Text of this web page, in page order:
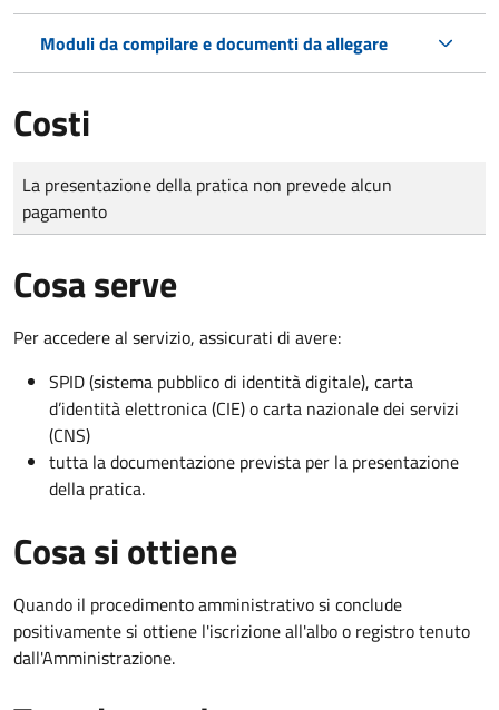
Moduli da compilare e documenti da allegare
Costi
Tipo di pagamento
Importo
La presentazione della pratica non prevede alcun
pagamento
Cosa serve
Per accedere al servizio, assicurati di avere:
SPID (sistema pubblico di identità digitale), carta
d’identità elettronica (CIE) o carta nazionale dei servizi
(CNS)
tutta la documentazione prevista per la presentazione
della pratica.
Cosa si ottiene
Quando il procedimento amministrativo si conclude
positivamente si ottiene l'iscrizione all'albo o registro tenuto
dall'Amministrazione.